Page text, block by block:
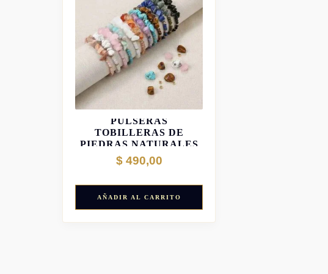
PULSERAS
TOBILLERAS DE
PIEDRAS NATURALES
$490,00
AÑADIR AL CARRITO